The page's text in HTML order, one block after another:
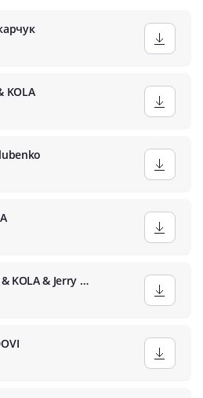
KOLA
alyona alyona & KOLA & Jerry Heil